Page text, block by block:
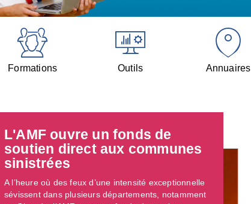
Formations Outils Annuaires
L'AMF ouvre un fonds de
soutien direct aux communes
sinistrées
A l’heure où des feux d’une intensité exceptionnelle
sévissent dans plusieurs départements, notamment